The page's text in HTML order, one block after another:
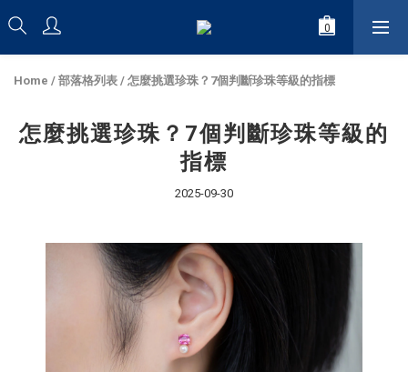
Home / 部落格列表 / 怎麼挑選珍珠？7個判斷珍珠等級的指標
怎麼挑選珍珠？7個判斷珍珠等級的
指標
2025-09-30